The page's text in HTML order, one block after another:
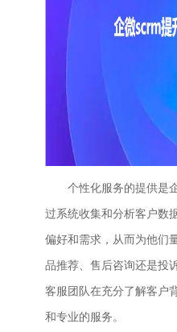
个性化服务的提供是企
过系统收集和分析客户数
偏好和需求，从而为他们
品推荐、售后咨询还是投
客服团队在充分了解客户
和专业的服务。